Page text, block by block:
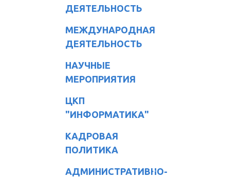
ДЕЯТЕЛЬНОСТЬ
МЕЖДУНАРОДНАЯ
ДЕЯТЕЛЬНОСТЬ
НАУЧНЫЕ
МЕРОПРИЯТИЯ
ЦКП
"ИНФОРМАТИКА"
КАДРОВАЯ
ПОЛИТИКА
АДМИНИСТРАТИВНО-